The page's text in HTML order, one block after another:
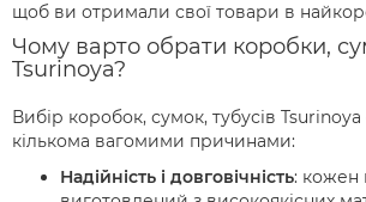
щоб ви отримали свої товари в
Чому варто обрати коробки,
Tsurinoya?
Вибір коробок, сумок, тубусів
кількома вагомими причинами:
Надійність і довговічність: кожен